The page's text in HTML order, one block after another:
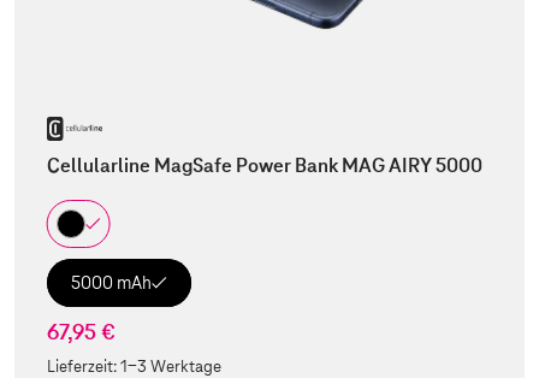
Cellularline MagSafe Power Bank MAG AIRY 5000
5000 mAh
67,95 €
Lieferzeit:1-3 Werktage